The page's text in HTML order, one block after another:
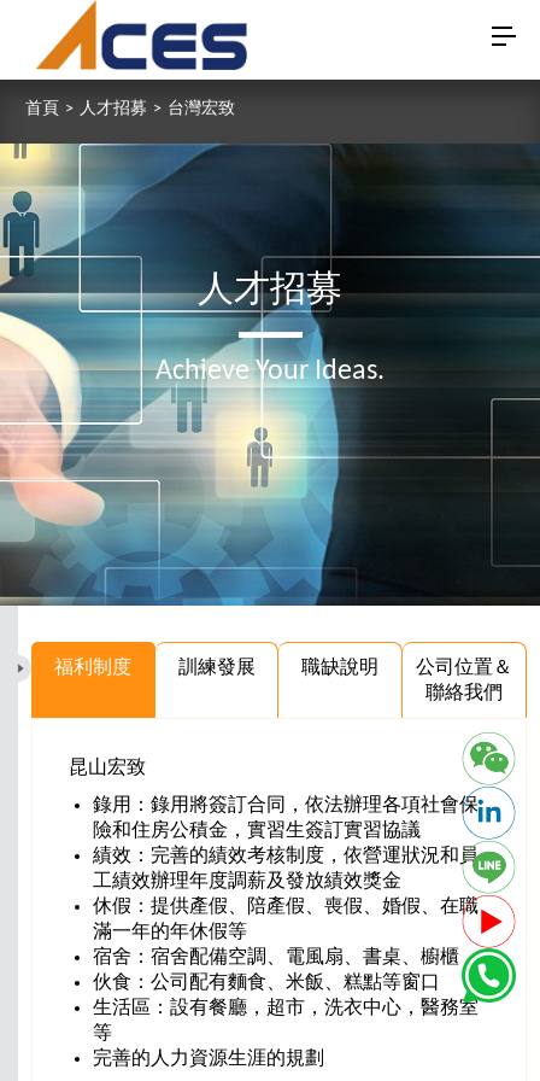
首頁 > 人才招募 > 台灣宏致
人才招募
Achieve Your Ideas.
福利制度 訓練發展 職缺說明
公司位置＆
聯絡我們
昆山宏致
錄用：錄用將簽訂合同，依法辦理各項社會保
險和住房公積金，實習生簽訂實習協議
績效：完善的績效考核制度，依營運狀況和員
工績效辦理年度調薪及發放績效獎金
休假：提供產假、陪產假、喪假、婚假、在職
滿一年的年休假等
宿舍：宿舍配備空調、電風扇、書桌、櫥櫃
伙食：公司配有麵食、米飯、糕點等窗口
生活區：設有餐廳，超市，洗衣中心，醫務室
等
完善的人力資源生涯的規劃